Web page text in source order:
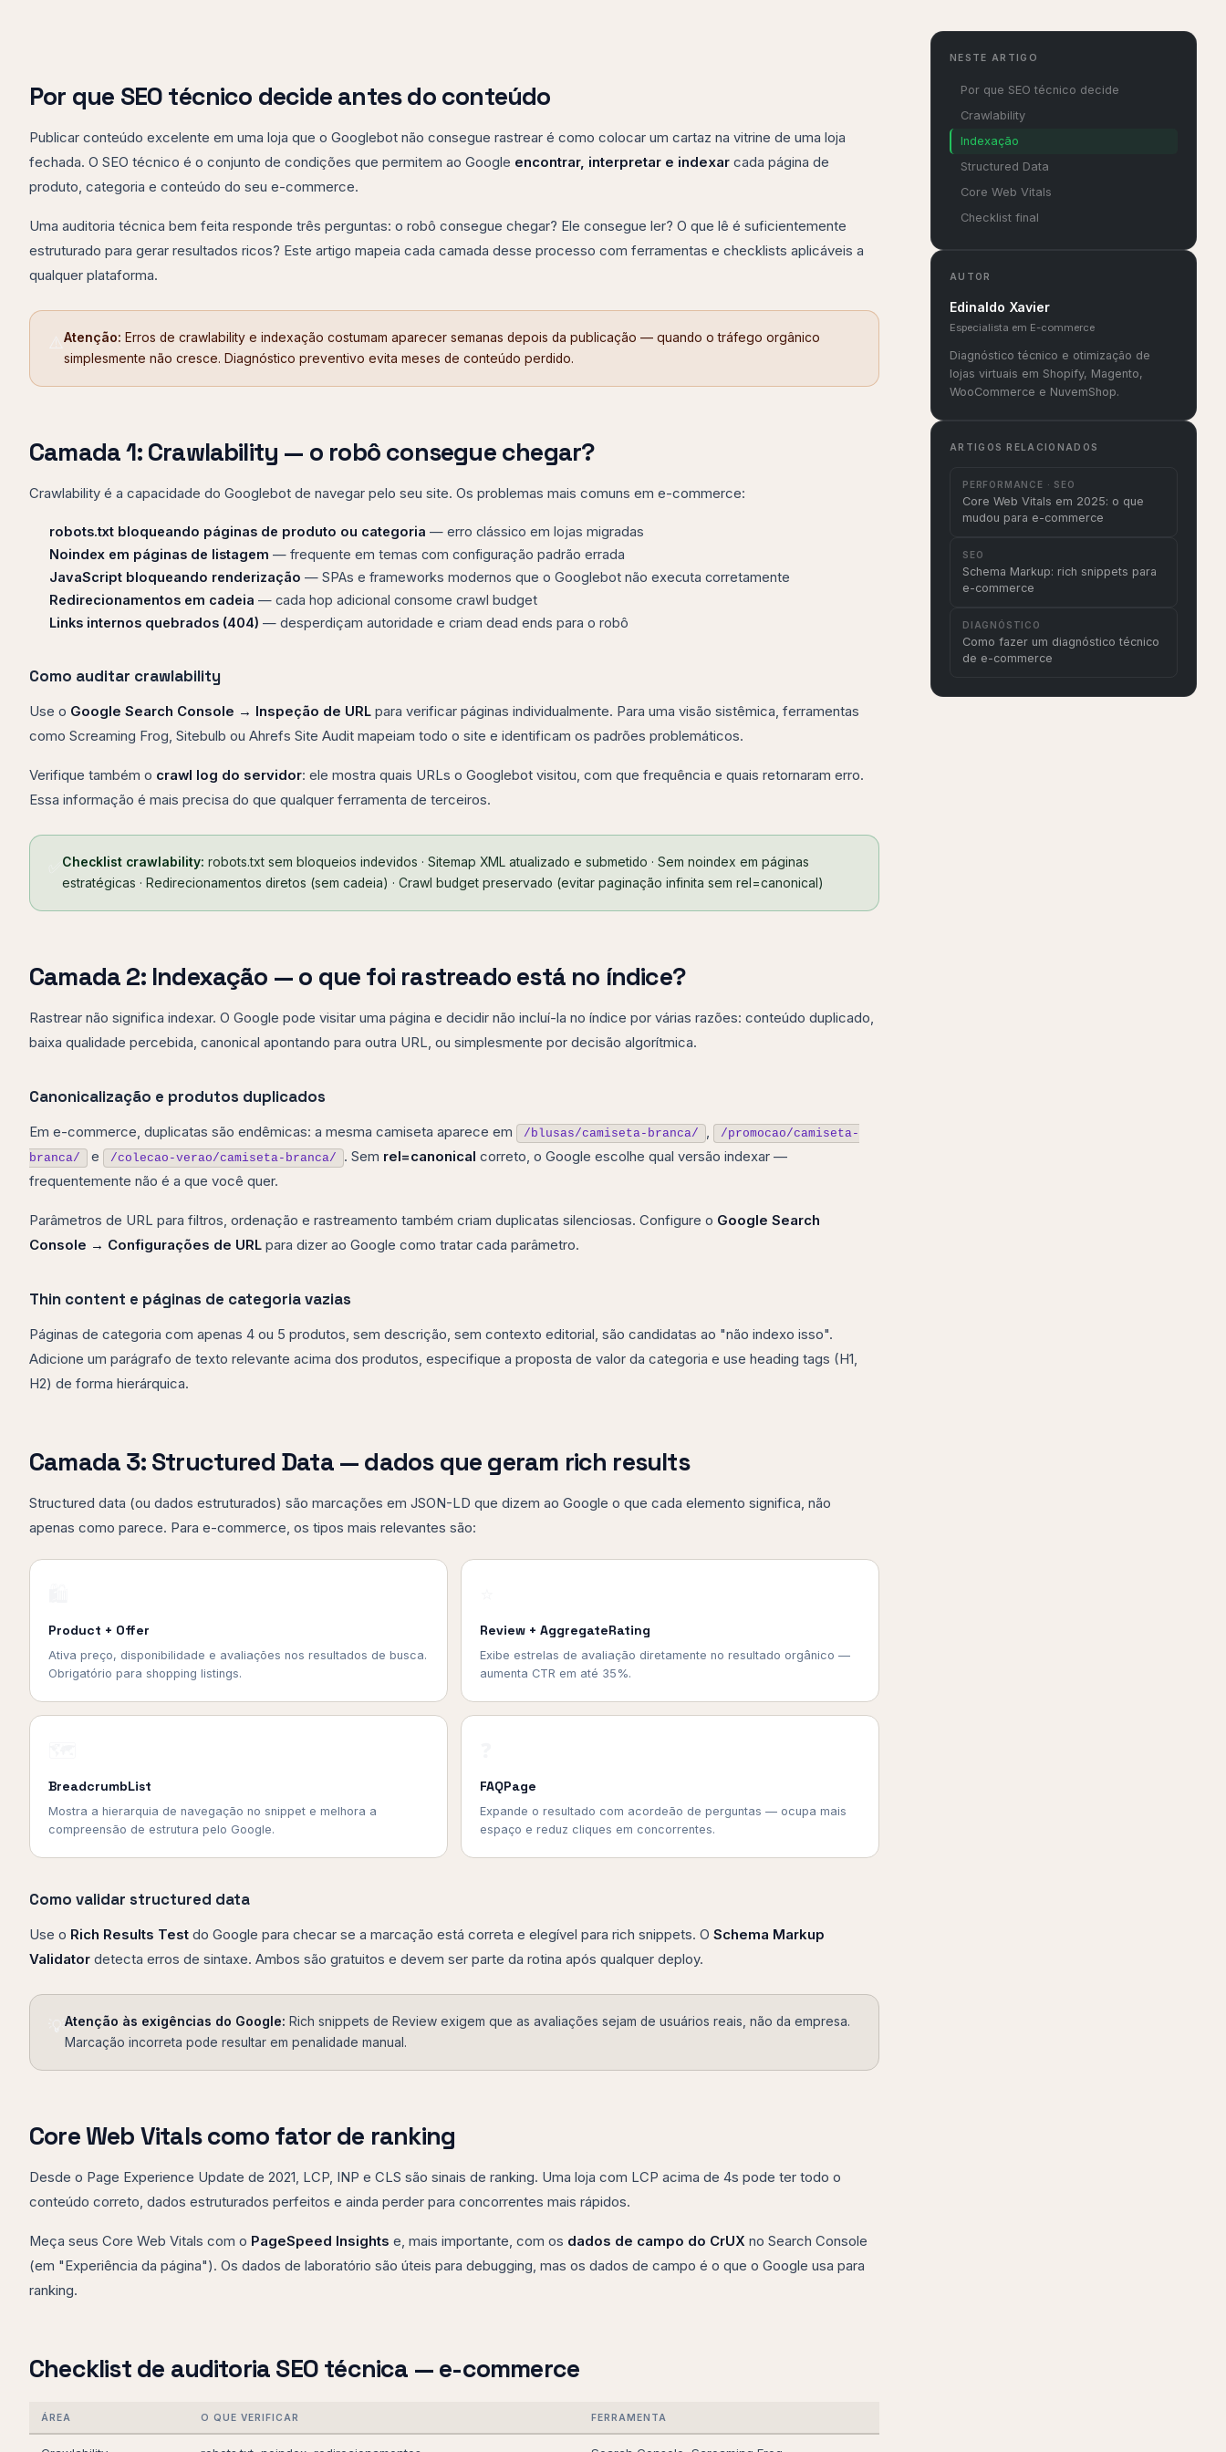
Por que SEO técnico decide antes do conteúdo
Publicar conteúdo excelente em uma loja que o Googlebot não consegue rastrear é como colocar um cartaz na vitrine de uma loja
fechada. O SEO técnico é o conjunto de condições que permitem ao Google encontrar, interpretar e indexar cada página de
produto, categoria e conteúdo do seu e-commerce.
Uma auditoria técnica bem feita responde três perguntas: o robô consegue chegar? Ele consegue ler? O que lê é suficientemente
estruturado para gerar resultados ricos? Este artigo mapeia cada camada desse processo com ferramentas e checklists aplicáveis a
qualquer plataforma.
⚠️ Atenção: Erros de crawlability e indexação costumam aparecer semanas depois da publicação — quando o tráfego orgânico
simplesmente não cresce. Diagnóstico preventivo evita meses de conteúdo perdido.
Camada 1: Crawlability — o robô consegue chegar?
Crawlability é a capacidade do Googlebot de navegar pelo seu site. Os problemas mais comuns em e-commerce:
robots.txt bloqueando páginas de produto ou categoria — erro clássico em lojas migradas
Noindex em páginas de listagem — frequente em temas com configuração padrão errada
JavaScript bloqueando renderização — SPAs e frameworks modernos que o Googlebot não executa corretamente
Redirecionamentos em cadeia — cada hop adicional consome crawl budget
Links internos quebrados (404) — desperdiçam autoridade e criam dead ends para o robô
Como auditar crawlability
Use o Google Search Console → Inspeção de URL para verificar páginas individualmente. Para uma visão sistêmica, ferramentas
como Screaming Frog, Sitebulb ou Ahrefs Site Audit mapeiam todo o site e identificam os padrões problemáticos.
Verifique também o crawl log do servidor: ele mostra quais URLs o Googlebot visitou, com que frequência e quais retornaram erro.
Essa informação é mais precisa do que qualquer ferramenta de terceiros.
Checklist crawlability: robots.txt sem bloqueios indevidos · Sitemap XML atualizado e submetido · Sem noindex em páginas
estratégicas · Redirecionamentos diretos (sem cadeia) · Crawl budget preservado (evitar paginação infinita sem rel=canonical)
Camada 2: Indexação — o que foi rastreado está no índice?
Rastrear não significa indexar. O Google pode visitar uma página e decidir não incluí-la no índice por várias razões: conteúdo duplicado,
baixa qualidade percebida, canonical apontando para outra URL, ou simplesmente por decisão algorítmica.
Canonicalização e produtos duplicados
Em e-commerce, duplicatas são endêmicas: a mesma camiseta aparece em /blusas/camiseta-branca/ ,
/promocao/camiseta-
branca/
e /colecao-verao/camiseta-branca/ . Sem rel=canonical correto, o Google escolhe qual versão indexar —
frequentemente não é a que você quer.
Parâmetros de URL para filtros, ordenação e rastreamento também criam duplicatas silenciosas. Configure o Google Search
Console → Configurações de URL para dizer ao Google como tratar cada parâmetro.
Thin content e páginas de categoria vazias
Páginas de categoria com apenas 4 ou 5 produtos, sem descrição, sem contexto editorial, são candidatas ao "não indexo isso".
Adicione um parágrafo de texto relevante acima dos produtos, especifique a proposta de valor da categoria e use heading tags (H1,
H2) de forma hierárquica.
Camada 3: Structured Data — dados que geram rich results
Structured data (ou dados estruturados) são marcações em JSON-LD que dizem ao Google o que cada elemento significa, não
apenas como parece. Para e-commerce, os tipos mais relevantes são:
Product + Offer
Ativa preço, disponibilidade e avaliações nos resultados de busca.
Obrigatório para shopping listings.
Review + AggregateRating
Exibe estrelas de avaliação diretamente no resultado orgânico —
aumenta CTR em até 35%.
BreadcrumbList
Mostra a hierarquia de navegação no snippet e melhora a
compreensão de estrutura pelo Google.
FAQPage
Expande o resultado com acordeão de perguntas — ocupa mais
espaço e reduz cliques em concorrentes.
Como validar structured data
Use o Rich Results Test do Google para checar se a marcação está correta e elegível para rich snippets. O Schema Markup
Validator detecta erros de sintaxe. Ambos são gratuitos e devem ser parte da rotina após qualquer deploy.
Atenção às exigências do Google: Rich snippets de Review exigem que as avaliações sejam de usuários reais, não da empresa.
Marcação incorreta pode resultar em penalidade manual.
Core Web Vitals como fator de ranking
Desde o Page Experience Update de 2021, LCP, INP e CLS são sinais de ranking. Uma loja com LCP acima de 4s pode ter todo o
conteúdo correto, dados estruturados perfeitos e ainda perder para concorrentes mais rápidos.
Meça seus Core Web Vitals com o PageSpeed Insights e, mais importante, com os dados de campo do CrUX no Search Console
(em "Experiência da página"). Os dados de laboratório são úteis para debugging, mas os dados de campo é o que o Google usa para
ranking.
Checklist de auditoria SEO técnica — e-commerce
ÁREA O QUE VERIFICAR FERRAMENTA
NESTE ARTIGO
Por que SEO técnico decide
Crawlability
Indexação
Structured Data
Core Web Vitals
Checklist final
AUTOR
Edinaldo Xavier
Especialista em E-commerce
Diagnóstico técnico e otimização de
lojas virtuais em Shopify, Magento,
WooCommerce e NuvemShop.
ARTIGOS RELACIONADOS
PERFORMANCE · SEO
Core Web Vitals em 2025: o que
mudou para e-commerce
SEO
Schema Markup: rich snippets para
e-commerce
DIAGNÓSTICO
Como fazer um diagnóstico técnico
de e-commerce